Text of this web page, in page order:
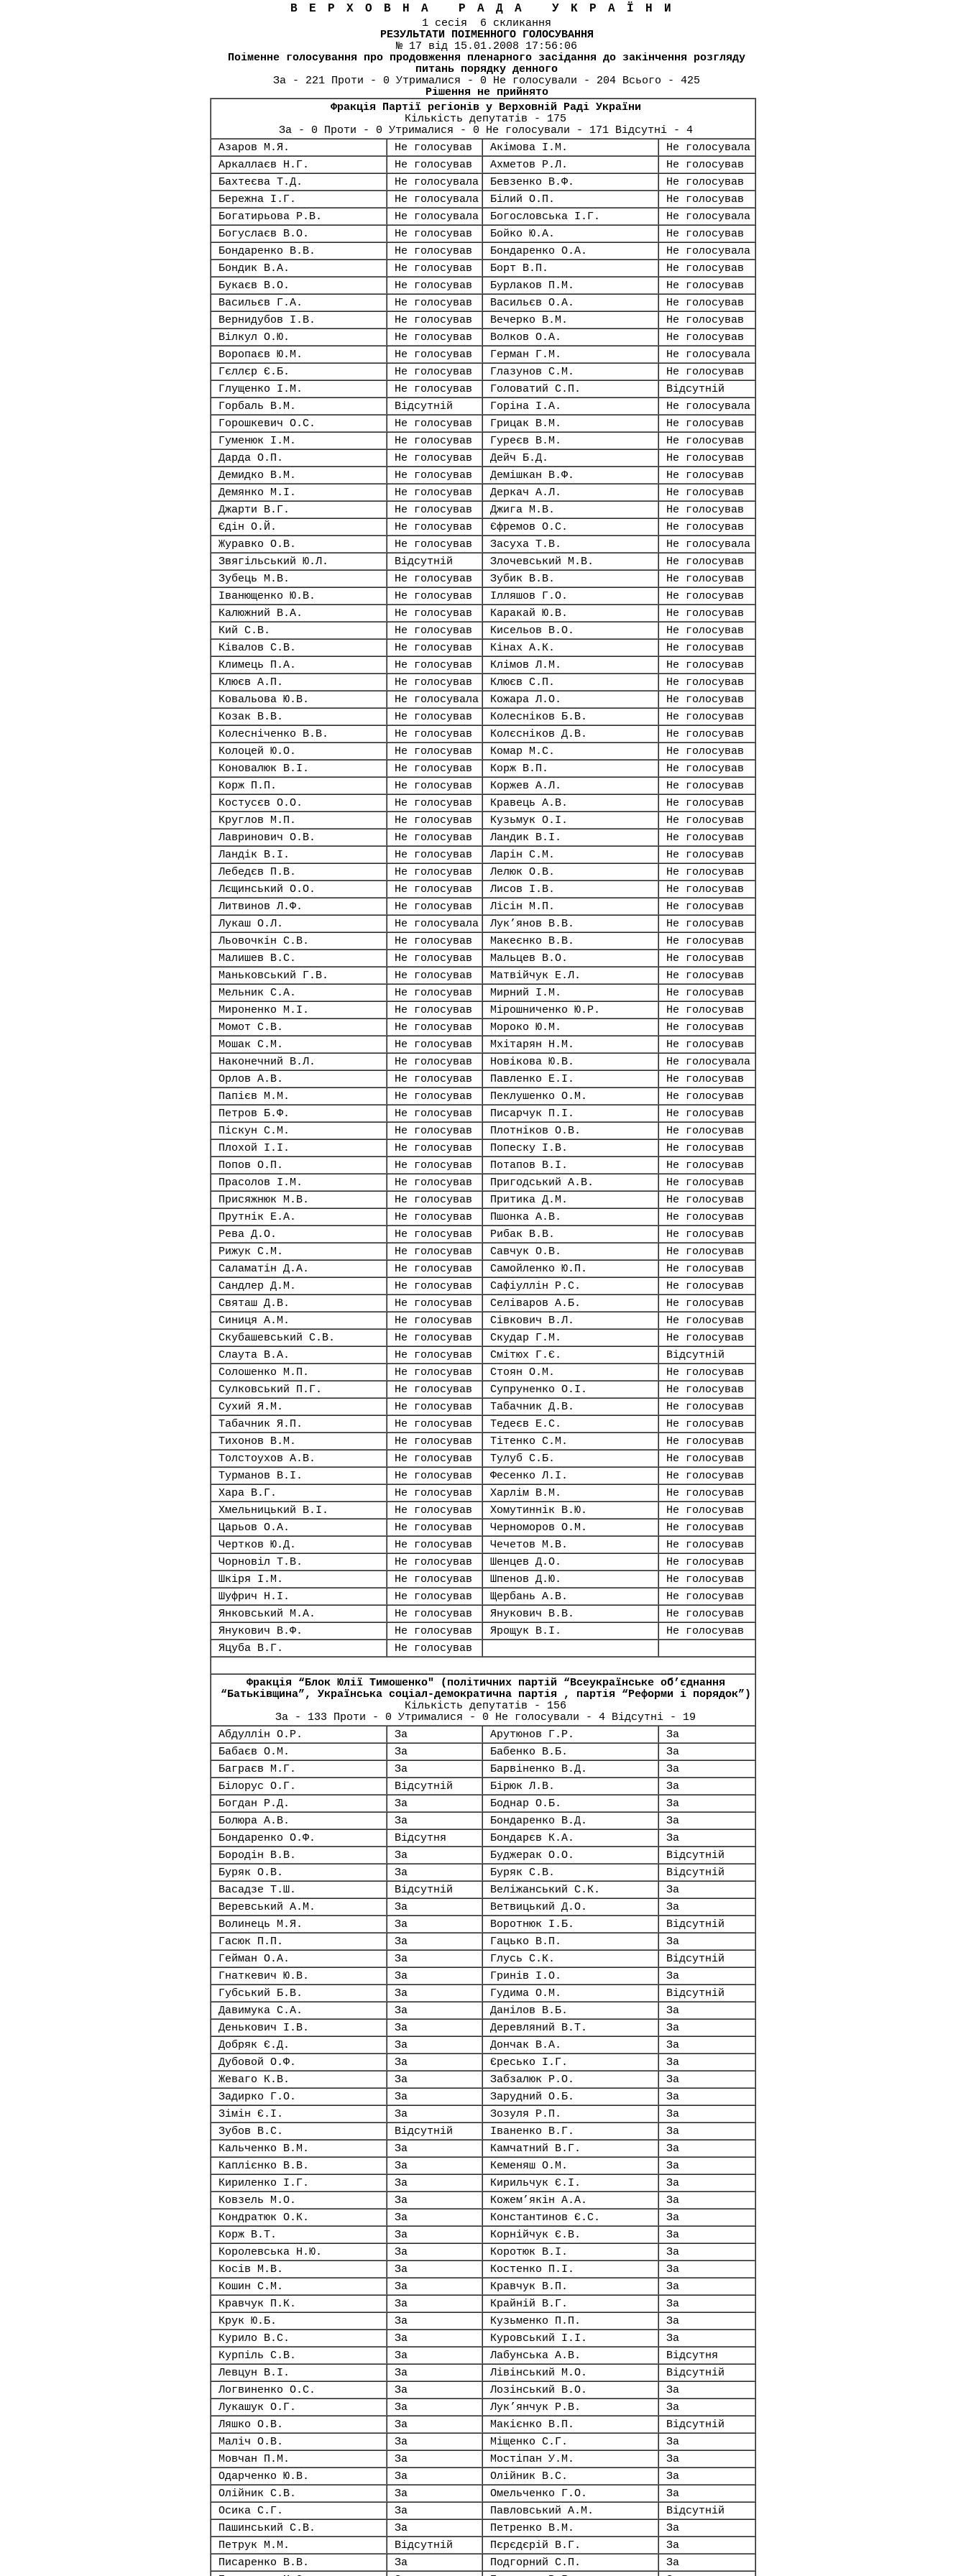
ВЕРХОВНА РАДА УКРАЇНИ
1 сесія 6 скликання
РЕЗУЛЬТАТИ ПОІМЕННОГО ГОЛОСУВАННЯ
№ 17 від 15.01.2008 17:56:06
Поіменне голосування про продовження пленарного засідання до закінчення розгляду
питань порядку денного
За - 221 Проти - 0 Утрималися - 0 Не голосували - 204 Всього - 425
Рішення не прийнято
Фракція Партії регіонів у Верховній Раді України
Кількість депутатів - 175
За - 0 Проти - 0 Утрималися - 0 Не голосували - 171 Відсутні - 4
Азаров М.Я.
Не голосував Акімова І.М.
Не голосувала
Аркаллаєв Н.Г.
Не голосував Ахметов Р.Л.
Не голосував
Бахтеєва Т.Д.
Не голосувала Бевзенко В.Ф.
Не голосував
Бережна І.Г.
Не голосувала Білий О.П.
Не голосував
Богатирьова Р.В.
Не голосувала Богословська І.Г.
Не голосувала
Богуслаєв В.О.
Не голосував Бойко Ю.А.
Не голосував
Бондаренко В.В.
Не голосував Бондаренко О.А.
Не голосувала
Бондик В.А.
Не голосував Борт В.П.
Не голосував
Букаєв В.О.
Не голосував Бурлаков П.М.
Не голосував
Васильєв Г.А.
Не голосував Васильєв О.А.
Не голосував
Вернидубов І.В.
Не голосував Вечерко В.М.
Не голосував
Вілкул О.Ю.
Не голосував Волков О.А.
Не голосував
Воропаєв Ю.М.
Не голосував Герман Г.М.
Не голосувала
Гєллєр Є.Б.
Не голосував Глазунов С.М.
Не голосував
Глущенко І.М.
Не голосував Головатий С.П.
Відсутній
Горбаль В.М.
Відсутній Горіна І.А.
Не голосувала
Горошкевич О.С.
Не голосував Грицак В.М.
Не голосував
Гуменюк І.М.
Не голосував Гуреєв В.М.
Не голосував
Дарда О.П.
Не голосував Дейч Б.Д.
Не голосував
Демидко В.М.
Не голосував Демішкан В.Ф.
Не голосував
Демянко М.І.
Не голосував Деркач А.Л.
Не голосував
Джарти В.Г.
Не голосував Джига М.В.
Не голосував
Єдін О.Й.
Не голосував Єфремов О.С.
Не голосував
Журавко О.В.
Не голосував Засуха Т.В.
Не голосувала
Звягільський Ю.Л.
Відсутній Злочевський М.В.
Не голосував
Зубець М.В.
Не голосував Зубик В.В.
Не голосував
Іванющенко Ю.В.
Не голосував Ілляшов Г.О.
Не голосував
Калюжний В.А.
Не голосував Каракай Ю.В.
Не голосував
Кий С.В.
Не голосував Кисельов В.О.
Не голосував
Ківалов С.В.
Не голосував Кінах А.К.
Не голосував
Климець П.А.
Не голосував Клімов Л.М.
Не голосував
Клюєв А.П.
Не голосував Клюєв С.П.
Не голосував
Ковальова Ю.В.
Не голосувала Кожара Л.О.
Не голосував
Козак В.В.
Не голосував Колесніков Б.В.
Не голосував
Колесніченко В.В.
Не голосував Колєсніков Д.В.
Не голосував
Колоцей Ю.О.
Не голосував Комар М.С.
Не голосував
Коновалюк В.І.
Не голосував Корж В.П.
Не голосував
Корж П.П.
Не голосував Коржев А.Л.
Не голосував
Костусєв О.О.
Не голосував Кравець А.В.
Не голосував
Круглов М.П.
Не голосував Кузьмук О.І.
Не голосував
Лавринович О.В.
Не голосував Ландик В.І.
Не голосував
Ландік В.І.
Не голосував Ларін С.М.
Не голосував
Лебедєв П.В.
Не голосував Лелюк О.В.
Не голосував
Лєщинський О.О.
Не голосував Лисов І.В.
Не голосував
Литвинов Л.Ф.
Не голосував Лісін М.П.
Не голосував
Лукаш О.Л.
Не голосувала Лук’янов В.В.
Не голосував
Льовочкін С.В.
Не голосував Макеєнко В.В.
Не голосував
Малишев В.С.
Не голосував Мальцев В.О.
Не голосував
Маньковський Г.В.
Не голосував Матвійчук Е.Л.
Не голосував
Мельник С.А.
Не голосував Мирний І.М.
Не голосував
Мироненко М.І.
Не голосував Мірошниченко Ю.Р.
Не голосував
Момот С.В.
Не голосував Мороко Ю.М.
Не голосував
Мошак С.М.
Не голосував Мхітарян Н.М.
Не голосував
Наконечний В.Л.
Не голосував Новікова Ю.В.
Не голосувала
Орлов А.В.
Не голосував Павленко Е.І.
Не голосував
Папієв М.М.
Не голосував Пеклушенко О.М.
Не голосував
Петров Б.Ф.
Не голосував Писарчук П.І.
Не голосував
Піскун С.М.
Не голосував Плотніков О.В.
Не голосував
Плохой І.І.
Не голосував Попеску І.В.
Не голосував
Попов О.П.
Не голосував Потапов В.І.
Не голосував
Прасолов І.М.
Не голосував Пригодський А.В.
Не голосував
Присяжнюк М.В.
Не голосував Притика Д.М.
Не голосував
Прутнік Е.А.
Не голосував Пшонка А.В.
Не голосував
Рева Д.О.
Не голосував Рибак В.В.
Не голосував
Рижук С.М.
Не голосував Савчук О.В.
Не голосував
Саламатін Д.А.
Не голосував Самойленко Ю.П.
Не голосував
Сандлер Д.М.
Не голосував Сафіуллін Р.С.
Не голосував
Святаш Д.В.
Не голосував Селіваров А.Б.
Не голосував
Синиця А.М.
Не голосував Сівкович В.Л.
Не голосував
Скубашевський С.В.
Не голосував Скудар Г.М.
Не голосував
Слаута В.А.
Не голосував Смітюх Г.Є.
Відсутній
Солошенко М.П.
Не голосував Стоян О.М.
Не голосував
Сулковський П.Г.
Не голосував Супруненко О.І.
Не голосував
Сухий Я.М.
Не голосував Табачник Д.В.
Не голосував
Табачник Я.П.
Не голосував Тедеєв Е.С.
Не голосував
Тихонов В.М.
Не голосував Тітенко С.М.
Не голосував
Толстоухов А.В.
Не голосував Тулуб С.Б.
Не голосував
Турманов В.І.
Не голосував Фесенко Л.І.
Не голосував
Хара В.Г.
Не голосував Харлім В.М.
Не голосував
Хмельницький В.І.
Не голосував Хомутиннік В.Ю.
Не голосував
Царьов О.А.
Не голосував Черноморов О.М.
Не голосував
Чертков Ю.Д.
Не голосував Чечетов М.В.
Не голосував
Чорновіл Т.В.
Не голосував Шенцев Д.О.
Не голосував
Шкіря І.М.
Не голосував Шпенов Д.Ю.
Не голосував
Шуфрич Н.І.
Не голосував Щербань А.В.
Не голосував
Янковський М.А.
Не голосував Янукович В.В.
Не голосував
Янукович В.Ф.
Не голосував Ярощук В.І.
Не голосував
Яцуба В.Г.
Не голосував
Фракція “Блок Юлії Тимошенко" (політичних партій “Всеукраїнське об’єднання
“Батьківщина”, Українська соціал-демократична партія , партія “Реформи і порядок”)
Кількість депутатів - 156
За - 133 Проти - 0 Утрималися - 0 Не голосували - 4 Відсутні - 19
Абдуллін О.Р.
За Арутюнов Г.Р.
За
Бабаєв О.М.
За Бабенко В.Б.
За
Баграєв М.Г.
За Барвіненко В.Д.
За
Білорус О.Г.
Відсутній Бірюк Л.В.
За
Богдан Р.Д.
За Боднар О.Б.
За
Болюра А.В.
За Бондаренко В.Д.
За
Бондаренко О.Ф.
Відсутня Бондарєв К.А.
За
Бородін В.В.
За Буджерак О.О.
Відсутній
Буряк О.В.
За Буряк С.В.
Відсутній
Васадзе Т.Ш.
Відсутній Веліжанський С.К.
За
Веревський А.М.
За Ветвицький Д.О.
За
Волинець М.Я.
За Воротнюк І.Б.
Відсутній
Гасюк П.П.
За Гацько В.П.
За
Гейман О.А.
За Глусь С.К.
Відсутній
Гнаткевич Ю.В.
За Гринів І.О.
За
Губський Б.В.
За Гудима О.М.
Відсутній
Давимука С.А.
За Данілов В.Б.
За
Денькович І.В.
За Деревляний В.Т.
За
Добряк Є.Д.
За Дончак В.А.
За
Дубовой О.Ф.
За Єресько І.Г.
За
Жеваго К.В.
За Забзалюк Р.О.
За
Задирко Г.О.
За Зарудний О.Б.
За
Зімін Є.І.
За Зозуля Р.П.
За
Зубов В.С.
Відсутній Іваненко В.Г.
За
Кальченко В.М.
За Камчатний В.Г.
За
Каплієнко В.В.
За Кеменяш О.М.
За
Кириленко І.Г.
За Кирильчук Є.І.
За
Ковзель М.О.
За Кожем’якін А.А.
За
Кондратюк О.К.
За Константинов Є.С.
За
Корж В.Т.
За Корнійчук Є.В.
За
Королевська Н.Ю.
За Коротюк В.І.
За
Косів М.В.
За Костенко П.І.
За
Кошин С.М.
За Кравчук В.П.
За
Кравчук П.К.
За Крайній В.Г.
За
Крук Ю.Б.
За Кузьменко П.П.
За
Курило В.С.
За Куровський І.І.
За
Курпіль С.В.
За Лабунська А.В.
Відсутня
Левцун В.І.
За Лівінський М.О.
Відсутній
Логвиненко О.С.
За Лозінський В.О.
За
Лукашук О.Г.
За Лук’янчук Р.В.
За
Ляшко О.В.
За Макієнко В.П.
Відсутній
Маліч О.В.
За Міщенко С.Г.
За
Мовчан П.М.
За Мостіпан У.М.
За
Одарченко Ю.В.
За Олійник В.С.
За
Олійник С.В.
За Омельченко Г.О.
За
Осика С.Г.
За Павловський А.М.
Відсутній
Пашинський С.В.
За Петренко В.М.
За
Петрук М.М.
Відсутній Пєрєдєрій В.Г.
За
Писаренко В.В.
За Подгорний С.П.
За